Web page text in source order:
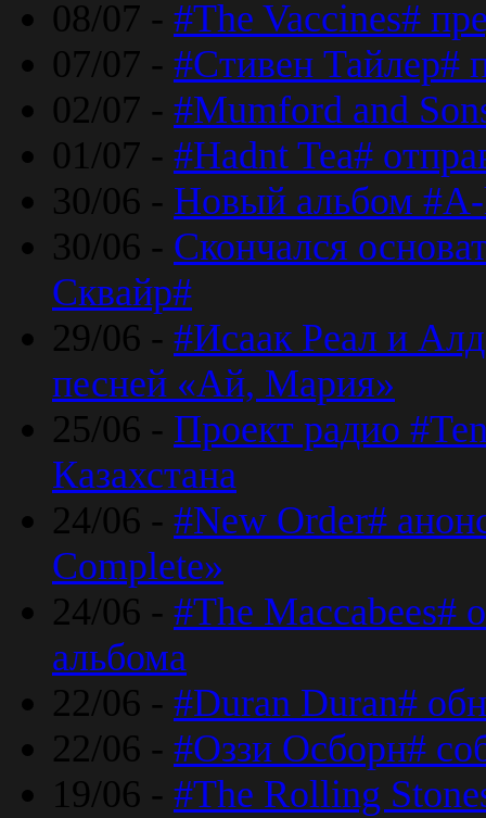
08/07 - #The Vaccines#
07/07 - #Стивен Тайлер#
02/07 - #Mumford and
01/07 - #Hadnt Tea#
30/06 - Новый альбом #A-
30/06 - Скончался
Сквайр#
29/06 - #Исаак Реал и
песней «Ай, Мария»
25/06 - Проект радио
Казахстана
24/06 - #New Order#
Complete»
24/06 - #The Maccabees#
альбома
22/06 - #Duran Duran#
22/06 - #Оззи Осборн#
19/06 - #The Rolling